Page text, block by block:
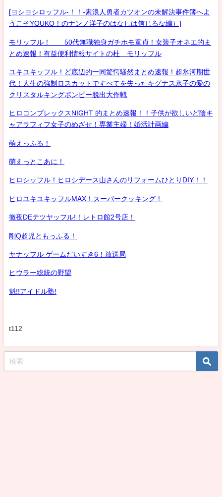
[ヨシヨシロッフル-！！-素浪人勇者カツオンの未解決事件簿へよ
うこそYOUKO！のナンノ洋子のはなしは信じるな編）]
モリッフル！ 50代無職独身ガチホモ童貞！女装子オネエ的ま
とめ速報！有益便利情報サイトの杜 モリッフル
ユキユキッフル！ど底辺的一同驚愕騒然まとめ速報！超氷河期世
代！人生の強制ロスカットですべてを失ったキグナス氷子の愛の
クリスタルキングボンビー脱出大作戦
ヒロコンプレックスNIGHT 的まとめ速報！！子供が欲しいど陰キ
ャアラフィフ女子のめざせ！専業主婦！婚活計画編
萌えっふる！
萌えっとこあに！
ヒロシッフル！ヒロシデース山さんのリフォームひとりDIY！！
ヒロユキユキッフルMAX！スーパークッキング！
徹夜DEテツヤッフル!！レトロ館2号店！
剛Q超児ともっふる！
ヤナッフル ゲームだいすき6！放送局
ヒウラー総統の野望
魁!!アイドル塾!
t112